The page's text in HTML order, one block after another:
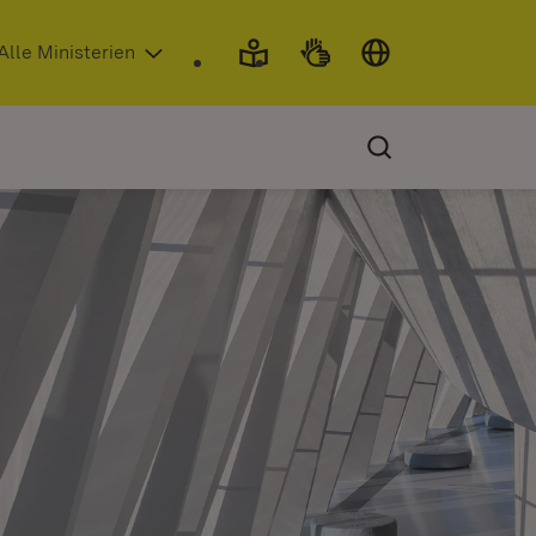
neuem Fenster)
Ministerien